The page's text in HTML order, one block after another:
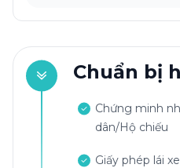
Chuẩn bị
Chứng minh
dân/Hộ chiếu
Giấy phép lái xe